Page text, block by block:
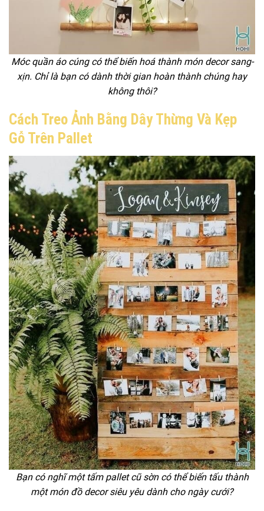
Móc quần áo cúng có thể biến hoá thành món decor sang-
xịn. Chỉ là bạn có dành thời gian hoàn thành chúng hay
không thôi?
Cách Treo Ảnh Bằng Dây Thừng Và Kẹp
Gỗ Trên Pallet
Bạn có nghĩ một tấm pallet cũ sờn có thể biến tấu thành
một món đồ decor siêu yêu dành cho ngày cưới?